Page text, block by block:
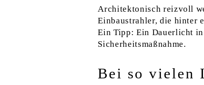
Architektonisch reizvoll
Einbaustrahler, die hinter
Ein Tipp: Ein Dauerlicht in
Sicherheitsmaßnahme.
Bei so vielen